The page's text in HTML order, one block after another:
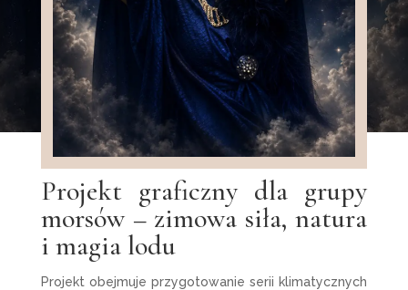
Projekt graficzny dla grupy
morsów – zimowa siła, natura
i magia lodu
Projekt obejmuje przygotowanie serii klimatycznych